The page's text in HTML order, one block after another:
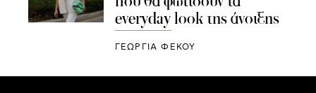
everyday look της άνοιξης
ΓΕΩΡΓΙΑ ΦΕΚΟΥ